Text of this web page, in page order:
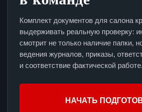
Комплект документов для салона
выдерживать реальную проверку:
смотрит не только наличие папки,
ведения журналов, приказы,
и соответствие фактической работе.
НАЧАТЬ